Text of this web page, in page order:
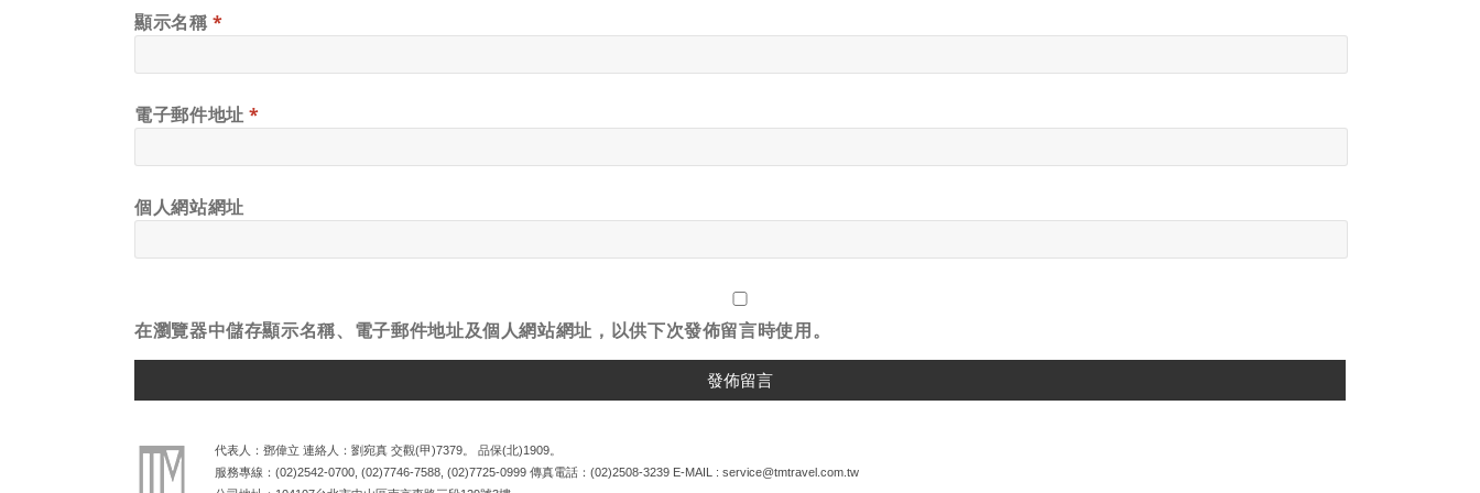
顯示名稱*
電子郵件地址*
個人網站網址
在瀏覽器中儲存顯示名稱、電子郵件地址及個人網站網址，以供下次發佈留言時使用。
代表人：鄧偉立 連絡人：劉宛真 交觀(甲)7379。 品保(北)1909。
服務專線： (02)2542-0700 (02)7746-7588 (02)7725-0999 傳真電話： (02)2508-3239 E-MAIL : service@tmtravel.com.tw